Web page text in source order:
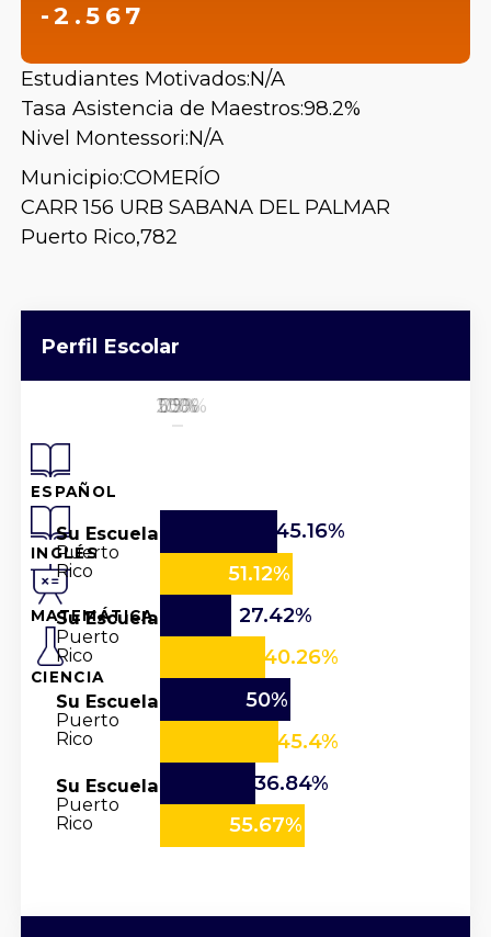
-2.567
Estudiantes Motivados:N/A
Tasa Asistencia de Maestros:98.2%
Nivel Montessori:N/A
Municipio:COMERÍO
CARR 156 URB SABANA DEL PALMAR
Puerto Rico,782
Perfil Escolar
ESPAÑOL
INGLÉS
MATEMÁTICA
CIENCIA
Su Escuela
Puerto
Rico
45.16%
51.12%
Su Escuela
Puerto
Rico
27.42%
40.26%
Su Escuela
Puerto
Rico
50%
45.4%
Su Escuela
Puerto
Rico
36.84%
55.67%
0%
25%
50%
75%
100%